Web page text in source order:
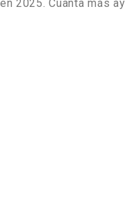
2025. Cuanta